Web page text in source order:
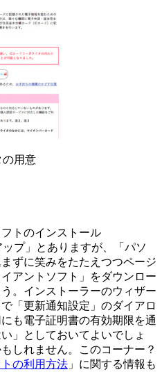
の用意
トのインストール
ップ」とありますが、「パソ
ずに笑みをたたえつつページ
アントソフト」をダウンロー
。インストーラーのウィザー
「更新通知設定」のダイアロ
も電子証明書の有効期限を通
」としておいてよいでしょ
しれません。このコーナー？
の利用方法 」に関する情報も